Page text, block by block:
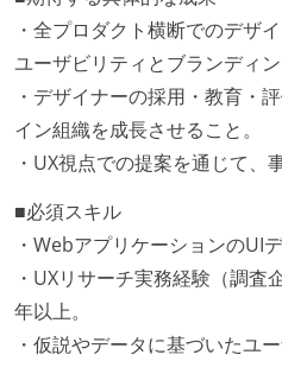
・全プロダクト横断でのデザ
ユーザビリティとブランディ
・デザイナーの採用・教育・
イン組織を成長させること。
・UX視点での提案を通じて、
■必須スキル
・WebアプリケーションのUI
・UXリサーチ実務経験（調査
年以上。
・仮説やデータに基づいたユ